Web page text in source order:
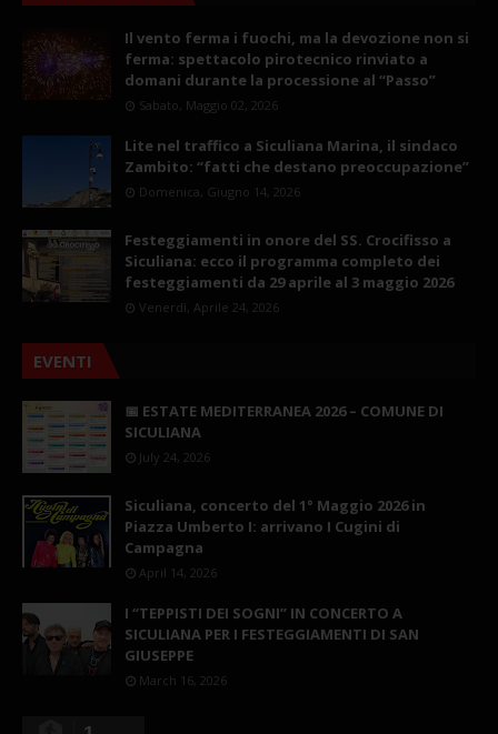
Il vento ferma i fuochi, ma la devozione non si
ferma: spettacolo pirotecnico rinviato a
domani durante la processione al “Passo”
Sabato, Maggio 02, 2026
Lite nel traffico a Siculiana Marina, il sindaco
Zambito: “fatti che destano preoccupazione”
Domenica, Giugno 14, 2026
Festeggiamenti in onore del SS. Crocifisso a
Siculiana: ecco il programma completo dei
festeggiamenti da 29 aprile al 3 maggio 2026
Venerdì, Aprile 24, 2026
EVENTI
📅 ESTATE MEDITERRANEA 2026 – COMUNE DI
SICULIANA
July 24, 2026
Siculiana, concerto del 1° Maggio 2026 in
Piazza Umberto I: arrivano I Cugini di
Campagna
April 14, 2026
I “TEPPISTI DEI SOGNI” IN CONCERTO A
SICULIANA PER I FESTEGGIAMENTI DI SAN
GIUSEPPE
March 16, 2026